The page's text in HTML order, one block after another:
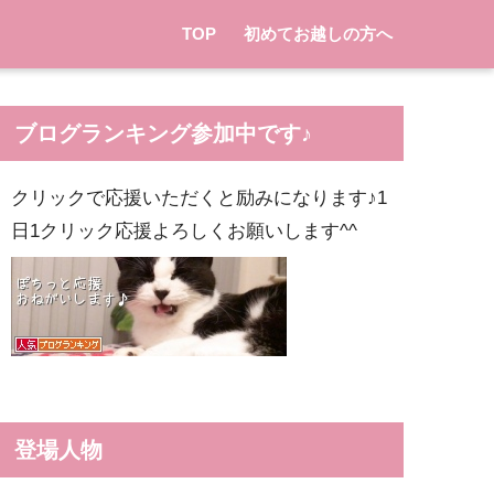
TOP 初めてお越しの方へ
ブログランキング参加中です♪
クリックで応援いただくと励みになります♪1
日1クリック応援よろしくお願いします^^
登場人物